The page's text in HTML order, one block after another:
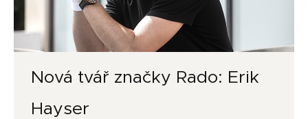
Nová tvář značky Rado: Erik
Hayser